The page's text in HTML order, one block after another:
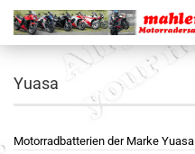
Yuasa
Motorradbatterien der Marke Yuasa